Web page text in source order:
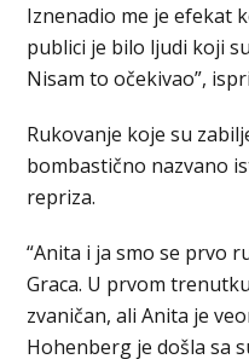
Iznenadio me je efekat
publici je bilo ljudi koji
Nisam to očekivao”,
Rukovanje koje su
bombastično nazvano
repriza.
“Anita i ja smo se prvo
Graca. U prvom
zvaničan, ali Anita je
Hohenberg je došla sa